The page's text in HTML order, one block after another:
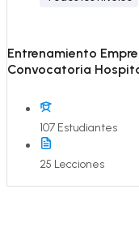
Entrenamiento
Convocatoria
107 Estudiantes
25 Lecciones